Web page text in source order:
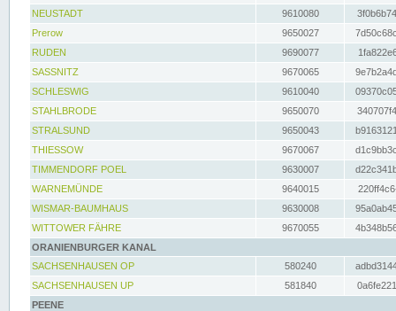
NEUSTADT
9610080
Prerow
9650027
RUDEN
9690077
SASSNITZ
9670065
SCHLESWIG
9610040
STAHLBRODE
9650070
STRALSUND
9650043
THIESSOW
9670067
TIMMENDORF POEL
9630007
WARNEMÜNDE
9640015
WISMAR-BAUMHAUS
9630008
WITTOWER FÄHRE
9670055
ORANIENBURGER KANAL
SACHSENHAUSEN OP
580240
SACHSENHAUSEN UP
581840
PEENE